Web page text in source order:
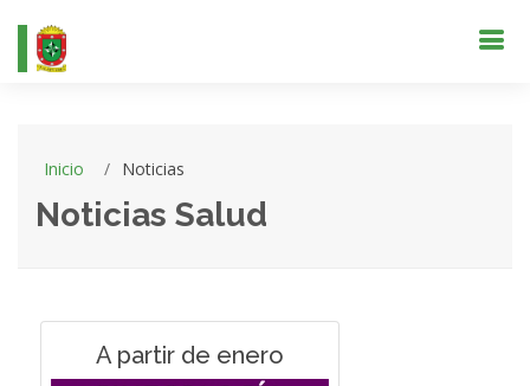
Inicio Noticias
Noticias Salud
A partir de enero